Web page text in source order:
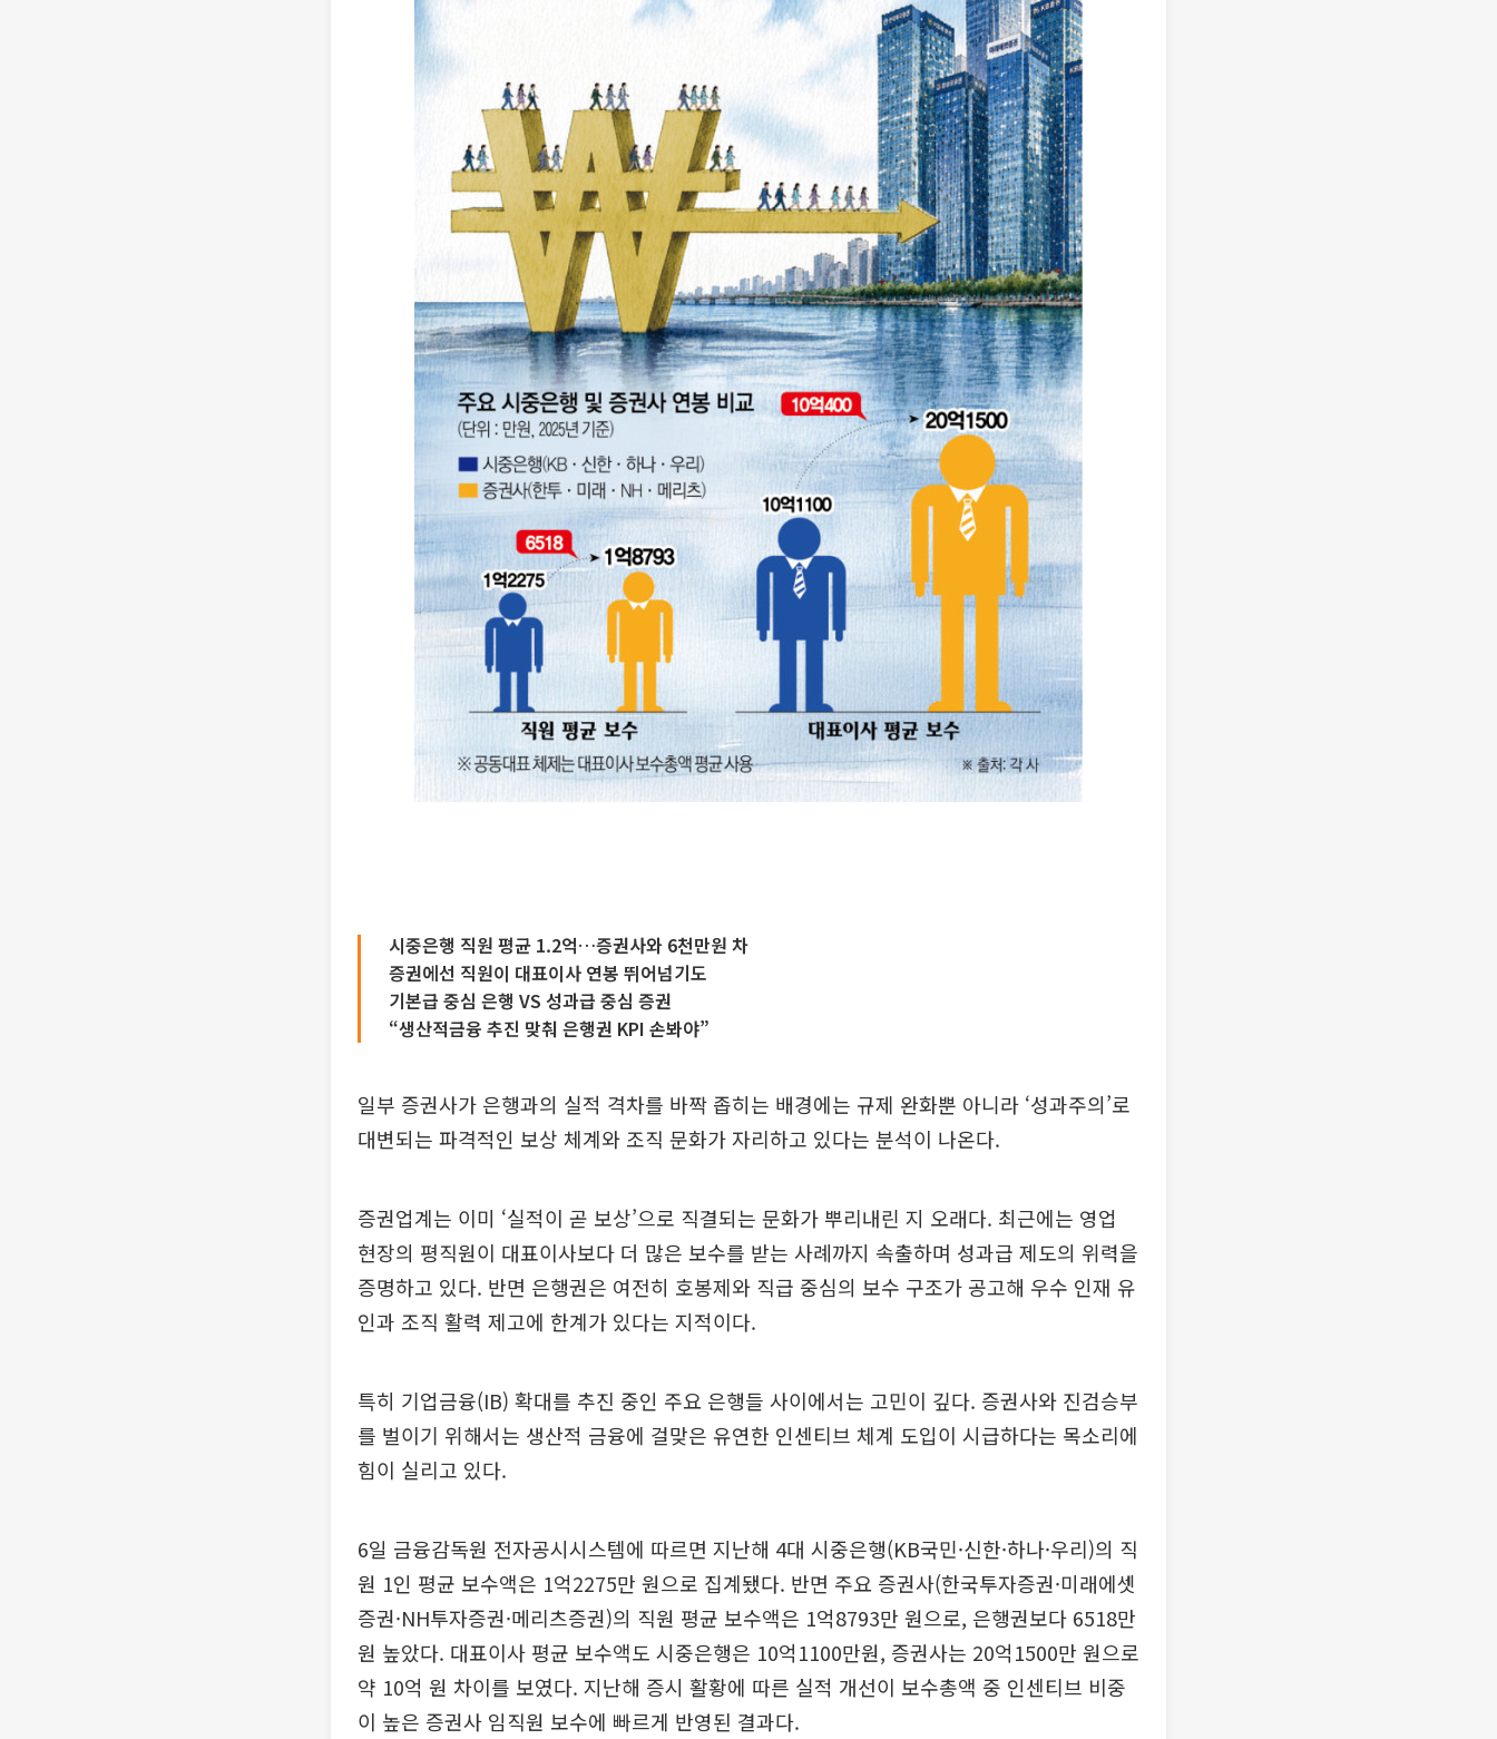
시중은행 직원 평균 1.2억…증권사와 6천만원 차
증권에선 직원이 대표이사 연봉 뛰어넘기도
기본급 중심 은행 VS 성과급 중심 증권
“생산적금융 추진 맞춰 은행권 KPI 손봐야”
일부 증권사가 은행과의 실적 격차를 바짝 좁히는 배경에는 규제 완화뿐 아니라 ‘성과주의’로
대변되는 파격적인 보상 체계와 조직 문화가 자리하고 있다는 분석이 나온다.
증권업계는 이미 ‘실적이 곧 보상’으로 직결되는 문화가 뿌리내린 지 오래다. 최근에는 영업
현장의 평직원이 대표이사보다 더 많은 보수를 받는 사례까지 속출하며 성과급 제도의 위력을
증명하고 있다. 반면 은행권은 여전히 호봉제와 직급 중심의 보수 구조가 공고해 우수 인재 유
인과 조직 활력 제고에 한계가 있다는 지적이다.
특히 기업금융(IB) 확대를 추진 중인 주요 은행들 사이에서는 고민이 깊다. 증권사와 진검승부
를 벌이기 위해서는 생산적 금융에 걸맞은 유연한 인센티브 체계 도입이 시급하다는 목소리에
힘이 실리고 있다.
6일 금융감독원 전자공시시스템에 따르면 지난해 4대 시중은행(KB국민·신한·하나·우리)의 직
원 1인 평균 보수액은 1억2275만 원으로 집계됐다. 반면 주요 증권사(한국투자증권·미래에셋
증권·NH투자증권·메리츠증권)의 직원 평균 보수액은 1억8793만 원으로, 은행권보다 6518만
원 높았다. 대표이사 평균 보수액도 시중은행은 10억1100만원, 증권사는 20억1500만 원으로
약 10억 원 차이를 보였다. 지난해 증시 활황에 따른 실적 개선이 보수총액 중 인센티브 비중
이 높은 증권사 임직원 보수에 빠르게 반영된 결과다.